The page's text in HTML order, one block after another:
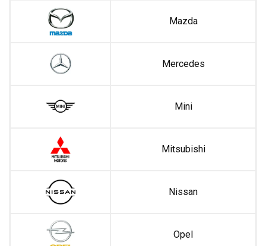
Mazda
Mercedes
Mini
Mitsubishi
Nissan
Opel